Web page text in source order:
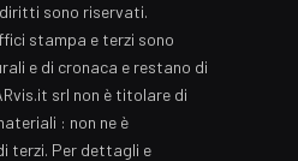
sono riservati.
stampa e terzi sono
e di cronaca e restano di
srl non è titolare di
: non ne è
terzi. Per dettagli e